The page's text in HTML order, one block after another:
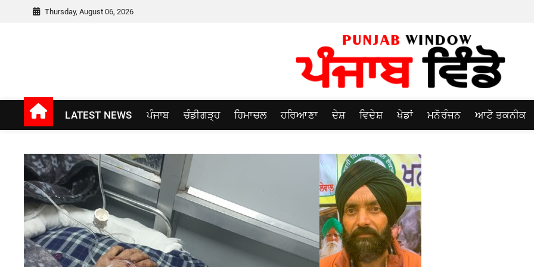
Thursday, August 06, 2026
Punjab window
LATEST NEWS ਪੰਜਾਬ ਚੰਡੀਗੜ੍ਹ ਹਿਮਾਚਲ ਹਰਿਆਣਾ ਦੇਸ਼ ਵਿਦੇਸ਼ ਖੇਡਾਂ ਮਨੋਰੰਜਨ ਆਟੋ ਤਕਨੀਕ